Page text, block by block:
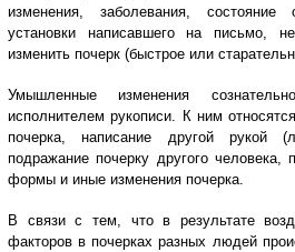
изменения, заболевания, состояние
установки написавшего на письмо,
изменить почерк (быстрое или
Умышленные изменения
исполнителем рукописи. К ним
почерка, написание другой рукой
подражание почерку другого человека,
формы и иные изменения почерка.
В связи с тем, что в результате
факторов в почерках разных людей